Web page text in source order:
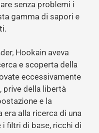
senza problemi i
gamma di sapori e
Hookain aveva
e scoperta della
eccessivamente
della libertà
e la
era alla ricerca di una
filtri di base, ricchi di